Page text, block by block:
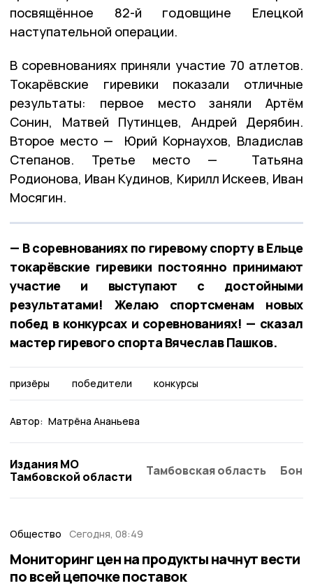
посвящённое 82-й годовщине Елецкой
наступательной операции.
В соревнованиях приняли участие 70 атлетов.
Токарёвские гиревики показали отличные
результаты: первое место заняли Артём
Сонин, Матвей Путинцев, Андрей Дерябин.
Второе место — Юрий Корнаухов, Владислав
Степанов. Третье место — Татьяна
Родионова, Иван Кудинов, Кирилл Искеев, Иван
Мосягин.
— В соревнованиях по гиревому спорту в Ельце
токарёвские гиревики постоянно принимают
участие и выступают с достойными
результатами! Желаю спортсменам новых
побед в конкурсах и соревнованиях! — сказал
мастер гиревого спорта Вячеслав Пашков.
призёры победители конкурсы
Автор: Матрёна Ананьева
Издания МО
Тамбовской области
Тамбовская область
Общество Сегодня, 08:49
Мониторинг цен на продукты начнут вести
по всей цепочке поставок